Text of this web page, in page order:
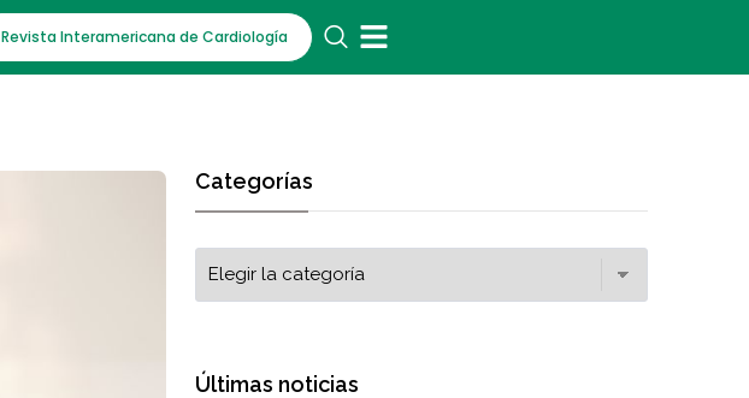
Revista Interamericana de Cardiología
Categorías
Últimas noticias